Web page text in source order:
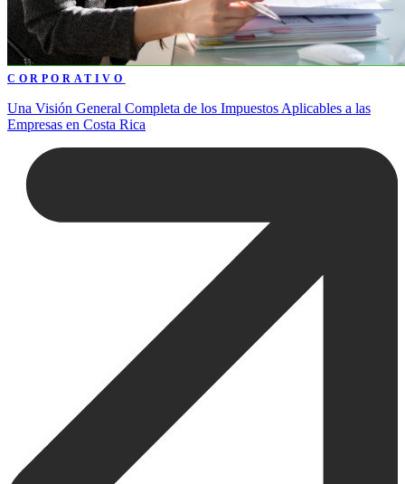
CORPORATIVO
Una Visión General Completa de los Impuestos Aplicables a las
Empresas en Costa Rica